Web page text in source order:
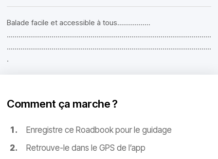
Balade facile et accessible à tous.................
.........................................................................................................
.........................................................................................................
.
Comment ça marche ?
Enregistre ce Roadbook pour le guidage
Retrouve-le dans le GPS de l’app